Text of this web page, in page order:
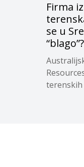
Firma
se u
“blago”?
terenskih